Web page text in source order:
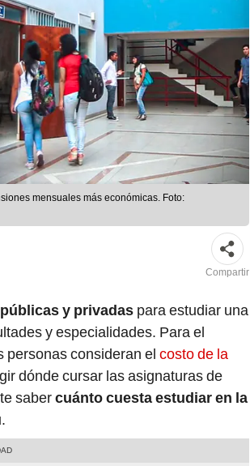
mensuales más económicas. Foto:
Compartir
y privadas para estudiar una
y especialidades. Para el
personas consideran el costo de la
dónde cursar las asignaturas de
sabercuánto cuesta estudiar en la
.